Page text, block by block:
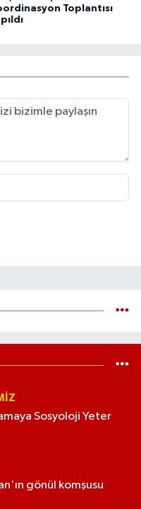
Toplantısı
Sosyoloji Yeter
gönül komşusu